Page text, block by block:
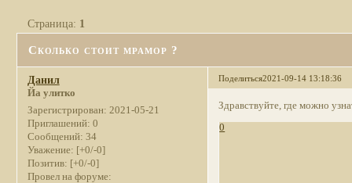
Сколько стоит мрамор ?
Страница: 1
Поделиться2021-09-14 13:18:36
Данил
Йа улитко
Зарегистрирован: 2021-05-21
Приглашений: 0
Сообщений: 34
Уважение: [+0/-0]
Позитив: [+0/-0]
Провел на форуме:
Здравствуйте, где можно
0